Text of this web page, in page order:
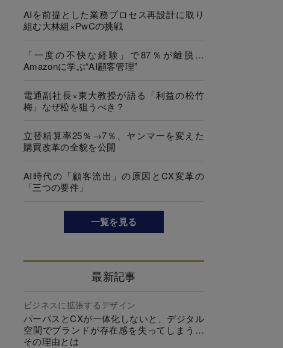
AIを前提とした業務プロセス再設計に取り
組む大林組×PwCの挑戦
「一度の不快な経験」で87％が離脱…
Amazonに学ぶ“AI顧客管理”
電通副社長×東大教授が語る「利益の松竹
梅」なぜ松を狙うべき？
立替精算率25％→7％、ヤンマーを変えた
購買改革の全貌を公開
AI時代の「顧客流出」の原因とCX変革の
「三つの要件」
一覧を見る
最新記事
ビジネスに拡張するデザイン
パーパスとCXが一体化しないと、デジタル
空間でブランドが存在感を失ってしまう…
その理由とは